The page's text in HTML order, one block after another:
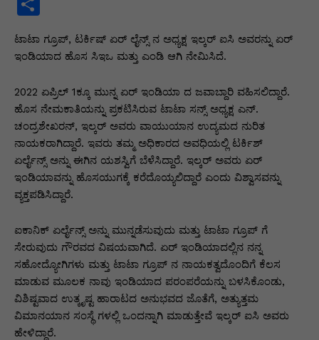
s
A
p
p
e
b
o
o
k
e
dI
n
s
e
n
g
er
gr
a
m
er l
y
n
ar
ಟಾಟಾ ಗ್ರೂಪ್, ಟರ್ಕಿಷ್ ಏರ್ ಲೈನ್ಸ್ ನ ಅಧ್ಯಕ್ಷ ಇಲ್ಕರ್ ಐಸಿ ಅವರನ್ನು ಏರ್
ಇಂಡಿಯಾದ ಹೊಸ ಸಿಇಒ ಮತ್ತು ಎಂಡಿ ಆಗಿ ನೇಮಿಸಿದೆ.
2022 ಏಪ್ರಿಲ್ 1ಕ್ಕೂ ಮುನ್ನ ಏರ್ ಇಂಡಿಯಾ ದ ಜವಾಬ್ದಾರಿ ವಹಿಸಲಿದ್ದಾರೆ.
ಹೊಸ ನೇಮಕಾತಿಯನ್ನು ಪ್ರಕಟಿಸಿರುವ ಟಾಟಾ ಸನ್ಸ್ ಅಧ್ಯಕ್ಷ ಎನ್.
ಚಂದ್ರಶೇಖರನ್, ಇಲ್ಕರ್ ಅವರು ವಾಯುಯಾನ ಉದ್ಯಮದ ನುರಿತ
ನಾಯಕರಾಗಿದ್ದಾರೆ. ಇವರು ತಮ್ಮ ಅಧಿಕಾರದ ಅವಧಿಯಲ್ಲಿ ಟರ್ಕಿಶ್
ಏರ್ಲೈನ್ಸ್ ಅನ್ನು ಈಗಿನ ಯಶಸ್ವಿಗೆ ಬೆಳೆಸಿದ್ದಾರೆ. ಇಲ್ಕರ್ ಅವರು ಏರ್
ಇಂಡಿಯಾವನ್ನು ಹೊಸಯುಗಕ್ಕೆ ಕರೆದೊಯ್ಯಲಿದ್ದಾರೆ ಎಂದು ವಿಶ್ವಾಸವನ್ನು
ವ್ಯಕ್ತಪಡಿಸಿದ್ದಾರೆ.
ಐಕಾನಿಕ್ ಏರ್ಲೈನ್ಸ್ ಅನ್ನು ಮುನ್ನಡೆಸುವುದು ಮತ್ತು ಟಾಟಾ ಗ್ರೂಪ್ ಗೆ
ಸೇರುವುದು ಗೌರವದ ವಿಷಯವಾಗಿದೆ. ಏರ್ ಇಂಡಿಯಾದಲ್ಲಿನ ನನ್ನ
ಸಹೋದ್ಯೋಗಿಗಳು ಮತ್ತು ಟಾಟಾ ಗ್ರೂಪ್ ನ ನಾಯಕತ್ವದೊಂದಿಗೆ ಕೆಲಸ
ಮಾಡುವ ಮೂಲಕ ನಾವು ಇಂಡಿಯಾದ ಪರಂಪರೆಯನ್ನು ಬಳಸಿಕೊಂಡು,
ವಿಶಿಷ್ಟವಾದ ಉತ್ಕೃಷ್ಟ ಹಾರಾಟದ ಅನುಭವದ ಜೊತೆಗೆ, ಅತ್ಯುತ್ತಮ
ವಿಮಾನಯಾನ ಸಂಸ್ಥೆ ಗಳಲ್ಲಿ ಒಂದನ್ನಾಗಿ ಮಾಡುತ್ತೇವೆ ಇಲ್ಕರ್ ಐಸಿ ಅವರು
ಹೇಳಿದ್ದಾರೆ.